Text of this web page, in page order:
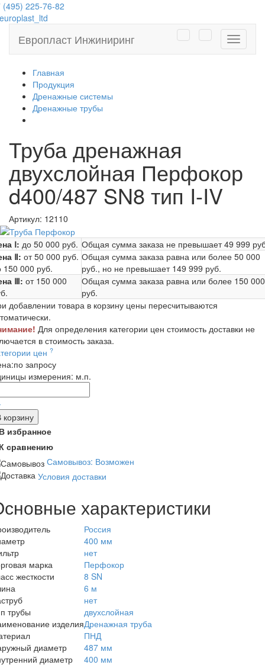
(495) 225-76-82
Европласт Инжиниринг
Главная
Продукция
Дренажные системы
Дренажные трубы
Труба дренажная
двухслойная Перфокор
d400/487 SN8 тип I-IV
Артикул: 12110
Ⅰ: до 50 000 руб. Общая сумма заказа не превышает49 999
Ⅱ: от 50 000 руб.
150 000 руб.
Общая сумма заказа равна или более 50 000
руб., но не превышает 149 999 руб.
Ⅲ: от 150 000
Общая сумма заказа равна или более 150 000
руб.
добавлении товара в корзину цены пересчитываются
Для определения категории цен стоимость доставки не
в стоимость заказа.
цен ?
по запросу
измерения: м.п.
корзину
избранное
сравнению
Самовывоз: Возможен
Условия доставки
характеристики
Россия
400 мм
нет
марка
Перфокор
жесткости
8 SN
6 м
нет
трубы
двухслойная
изделияДренажная труба
ПНД
диаметр
487 мм
диаметр
400 мм